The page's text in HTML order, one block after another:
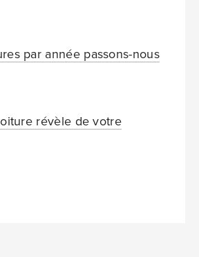
par année passons-nous
révèle de votre